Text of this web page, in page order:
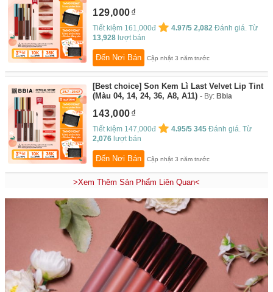
129,000
Tiết kiệm 161,000đ 4.97/5 2,082 Đánh giá. Từ
13,928 lượt bán
Đến Nơi Bán Cập nhật 3 năm trước
[Best choice] Son Kem Lì Last Velvet Lip Tint
(Màu 04, 14, 24, 36, A8, A11)
By:Bbia
143,000
Tiết kiệm 147,000đ 4.95/5 345 Đánh giá. Từ
2,076 lượt bán
Đến Nơi Bán Cập nhật 3 năm trước
>Xem Thêm Sản Phẩm Liên Quan<